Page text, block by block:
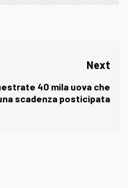
Next
Next
post:
40 mila uova che
scadenza posticipata